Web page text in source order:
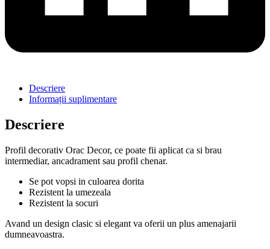
Descriere
Informații suplimentare
Descriere
Profil decorativ Orac Decor, ce poate fii aplicat ca si brau
intermediar, ancadrament sau profil chenar.
Se pot vopsi in culoarea dorita
Rezistent la umezeala
Rezistent la socuri
Avand un design clasic si elegant va oferii un plus amenajarii
dumneavoastra.